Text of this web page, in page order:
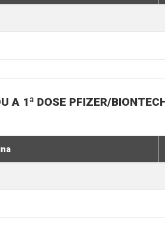
A 1ª DOSE PFIZER/